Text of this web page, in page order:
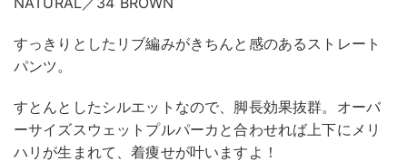
すっきりとしたリブ編みがきちんと感のあるストレート
パンツ。
すとんとしたシルエットなので、脚長効果抜群。オーバ
ーサイズスウェットプルパーカと合わせれば上下にメリ
ハリが生まれて、着痩せが叶いますよ！